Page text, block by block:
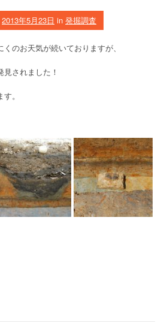
2013年5月23日 in 発掘調査
のお天気が続いておりますが、
されました！
。